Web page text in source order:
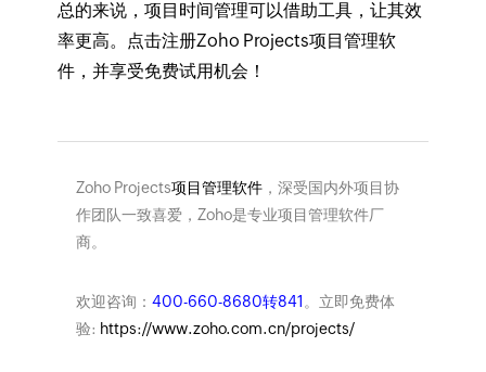
总的来说，项目时间管理可以借助工具，让其效
率更高。点击注册Zoho Projects项目管理软
件，并享受免费试用机会！
Zoho Projects项目管理软件，深受国内外项目协
作团队一致喜爱，Zoho是专业项目管理软件厂
商。
欢迎咨询： 400-660-8680转841 。立即免费体
验: https://www.zoho.com.cn/projects/